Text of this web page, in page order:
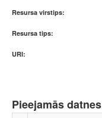
Resursa virstips:
Resursa tips:
URI:
Pieejamās datnes